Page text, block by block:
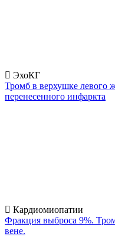
ЭхоКГ
Тромб в верхушке левого
перенесенного инфаркта
Кардиомиопатии
Фракция выброса 9%.
вене.